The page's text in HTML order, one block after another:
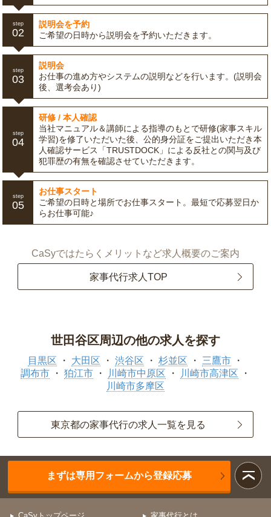
step
02
説明会を予約
ご希望の日時から説明会を予約いただきます。
step
03
説明会
お仕事の進め方やシステムの説明などを行います。(説明会
後、選考会あり)
step
04
研修 / 本人確認
当社マニュアル＆講師による指導のもとで研修(家事スキル
学習)を修了いただいた後、公的身分証をご提出いただき本
人確認サービス「TRUSTDOCK」による反社との関与及び
犯罪歴の有無を確認させていただきます。
step
05
お仕事スタート
ご希望の日時と場所でお仕事スタート。最短で応募翌日か
らお仕事可能♪
CaSyではたらくメリットなど求人概要のご案内
家事代行求人TOP
世田谷区周辺の他の求人を探す
目黒区 大田区 渋谷区 杉並区
三鷹市
調布市
狛江市 川崎市中原区
川崎市高津区
川崎市多摩区
東京都の家事代行の求人一覧を見る
まずは専用フォームから登録応募